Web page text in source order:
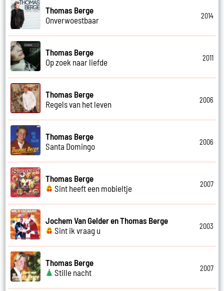
Thomas Berge
Onverwoestbaar
2014
Thomas Berge
Op zoek naar liefde
2011
Thomas Berge
Regels van het leven
2006
Thomas Berge
Santa Domingo
2006
Thomas Berge
Sint heeft een mobieltje
2007
Jochem Van Gelder en Thomas Berge
Sint ik vraag u
2003
Thomas Berge
Stille nacht
2007